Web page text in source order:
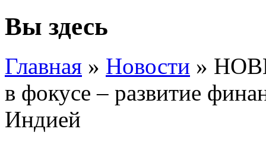
Вы здесь
Главная » Новости »
в фокусе – развитие
Индией